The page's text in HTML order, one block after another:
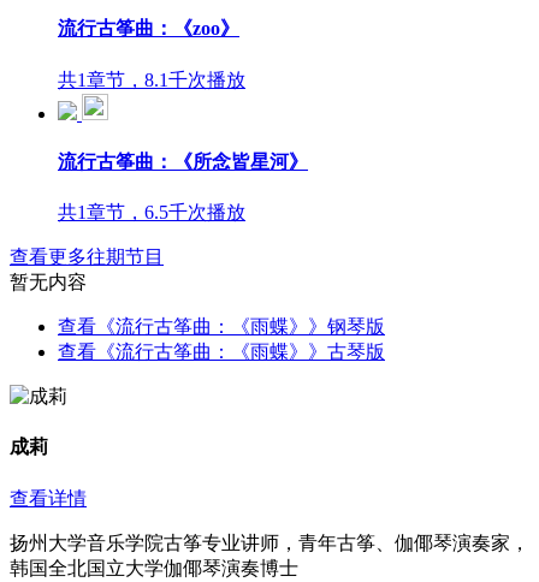
流行古筝曲：《zoo》
共1章节，8.1千次播放
流行古筝曲：《所念皆星河》
共1章节，6.5千次播放
查看更多往期节目
暂无内容
查看《流行古筝曲：《雨蝶》》钢琴版
查看《流行古筝曲：《雨蝶》》古琴版
成莉
查看详情
扬州大学音乐学院古筝专业讲师，青年古筝、伽倻琴演奏家，
韩国全北国立大学伽倻琴演奏博士